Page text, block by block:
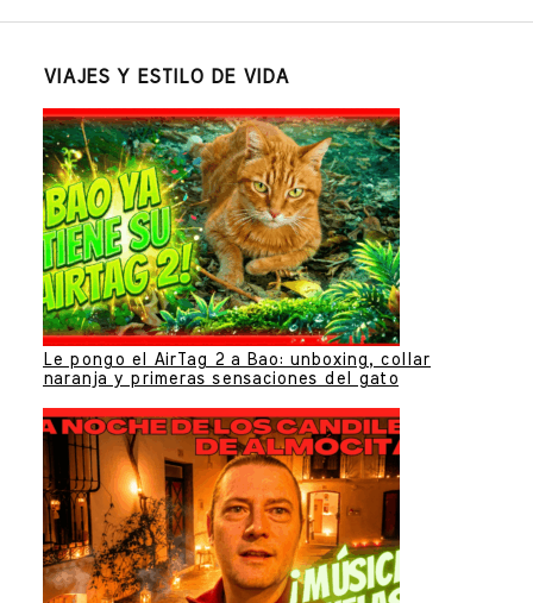
VIAJES Y ESTILO DE VIDA
Le pongo el AirTag 2 a Bao: unboxing, collar
naranja y primeras sensaciones del gato